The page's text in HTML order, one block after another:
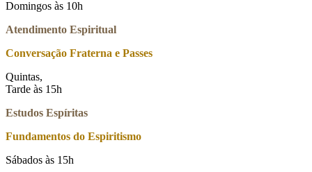
Domingos às 10h
Atendimento Espiritual
Conversação Fraterna e Passes
Quintas,
Tarde às 15h
Estudos Espíritas
Fundamentos do Espiritismo
Sábados às 15h